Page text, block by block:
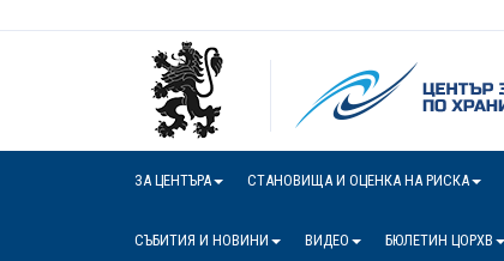
ЗА ЦЕНТЪРА СТАНОВИЩА И ОЦЕНКА НА РИСКА
СЪБИТИЯ И НОВИНИ ВИДЕО БЮЛЕТИН ЦОРХВ